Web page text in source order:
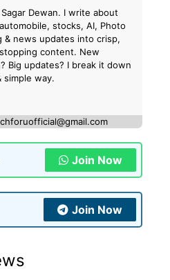
Sagar Dewan. I write about
stocks, AI, Photo
& news updates into crisp,
content. New
Big updates? I break it down
simple way.
Join Now
Join Now